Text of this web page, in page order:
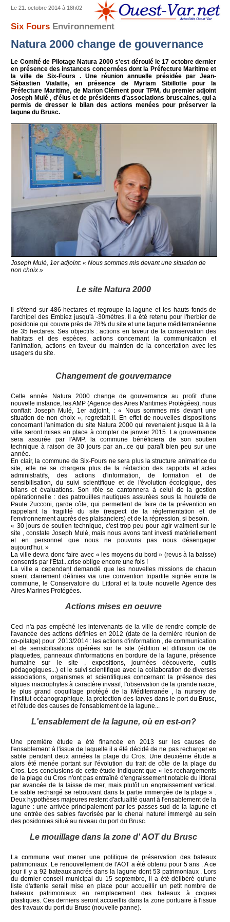
Le 21. octobre 2014 à 18h02
Six Fours Environnement
Natura 2000 change de gouvernance
Le Comité de Pilotage Natura 2000 s'est déroulé le 17 octobre dernier
en présence des instances concernées dont la Préfecture Maritime et
la ville de Six-Fours . Une réunion annuelle présidée par Jean-
Sébastien Vialatte, en présence de Myriam Sibillotte pour la
Préfecture Maritime, de Marion Clément pour TPM, du premier adjoint
Joseph Mulé , d'élus et de présidents d'associations bruscaines, qui a
permis de dresser le bilan des actions menées pour préserver la
lagune du Brusc.
Joseph Mulé, 1er adjoint: « Nous sommes mis devant une situation de
non choix »
Le site Natura 2000
Il s'étend sur 486 hectares et regroupe la lagune et les hauts fonds de
l'archipel des Embiez jusqu'à -30mètres. Il a été retenu pour l'herbier de
posidonie qui couvre près de 78% du site et une lagune méditerranéenne
de 35 hectares. Ses objectifs : actions en faveur de la conservation des
habitats et des espèces, actions concernant la communication et
l'animation, actions en faveur du maintien de la concertation avec les
usagers du site.
Changement de gouvernance
Cette année Natura 2000 change de gouvernance au profit d'une
nouvelle instance, les AMP (Agence des Aires Maritimes Protégées), nous
confiait Joseph Mulé, 1er adjoint, : « Nous sommes mis devant une
situation de non choix », regrettait-il. En effet de nouvelles dispositions
concernant l'animation du site Natura 2000 qui revenaient jusque là à la
ville seront mises en place à compter de janvier 2015. La gouvernance
sera assurée par l'AMP, la commune bénéficiera de son soutien
technique à raison de 30 jours par an...ce qui paraît bien peu sur une
année.
En clair, la commune de Six-Fours ne sera plus la structure animatrice du
site, elle ne se chargera plus de la rédaction des rapports et actes
administratifs, des actions d'information, de formation et de
sensibilisation, du suivi scientifique et de l'évolution écologique, des
bilans et évaluations. Son rôle se cantonnera à celui de la gestion
opérationnelle : des patrouilles nautiques assurées sous la houlette de
Paule Zucconi, garde côte, qui permettent de faire de la prévention en
rappelant la fragilité du site (respect de la réglementation et de
l'environnement auprès des plaisanciers) et de la répression, si besoin.
« 30 jours de soutien technique, c'est trop peu pour agir vraiment sur le
site , constate Joseph Mulé, mais nous avons tant investi matériellement
et en personnel que nous ne pouvons pas nous désengager
aujourd'hui. »
La ville devra donc faire avec « les moyens du bord » (revus à la baisse)
consentis par l'Etat...crise oblige encore une fois !
La ville a cependant demandé que les nouvelles missions de chacun
soient clairement définies via une convention tripartite signée entre la
commune, le Conservatoire du Littoral et la toute nouvelle Agence des
Aires Marines Protégées.
Actions mises en oeuvre
Ceci n'a pas empêché les intervenants de la ville de rendre compte de
l'avancée des actions définies en 2012 (date de la dernière réunion de
co-pilatge) pour 2013/2014 : les actions d'information , de communication
et de sensibilisations opérées sur le site (édition et diffusion de de
plaquettes, panneaux d'informations en bordure de la lagune, présence
humaine sur le site , expositions, journées découverte, outils
pédagogiques...) et le suivi scientifique avec la collaboration de diverses
associations, organismes et scientifiques concernant la présence des
algues macrophytes à caractère invasif, l'observation de la grande nacre,
le plus grand coquillage protégé de la Méditerranée , la nursery de
l'Institut océanographique, la protection des larves dans le port du Brusc,
et l'étude des causes de l'ensablement de la lagune...
L'ensablement de la lagune, où en est-on?
Une première étude a été financée en 2013 sur les causes de
l'ensablement à l'issue de laquelle il a été décidé de ne pas recharger en
sable pendant deux années la plage du Cros. Une deuxième étude a
alors été menée portant sur l'évolution du trait de côte de la plage du
Cros. Les conclusions de cette étude indiquent que « les rechargements
de la plage du Cros n'ont pas entraîné d'engraissement notable du littoral
par avancée de la laisse de mer, mais plutôt un engraissement vertical.
Le sable rechargé se retrouvant dans la partie immergée de la plage » .
Deux hypothèses majeures restent d'actualité quant à l'ensablement de la
lagune : une arrivée principalement par les passes sud de la lagune et
une entrée des sables favorisée par le chenal naturel immergé au sein
des posidonies situé au niveau du port du Brusc.
Le mouillage dans la zone d' AOT du Brusc
La commune veut mener une politique de préservation des bateaux
patrimoniaux. Le renouvellement de l'AOT a été obtenu pour 5 ans . A ce
jour il y a 92 bateaux ancrés dans la lagune dont 53 patrimoniaux . Lors
du dernier conseil municipal du 15 septembre, il a été délibéré qu'une
liste d'attente serait mise en place pour accueillir un petit nombre de
bateaux patrimoniaux en remplacement des bateaux à coques
plastiques. Ces derniers seront accueillis dans la zone portuaire à l'issue
des travaux du port du Brusc (nouvelle panne).